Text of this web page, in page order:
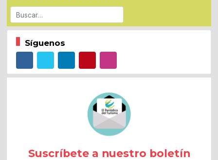
Buscar
Síguenos
Suscríbete a nuestro boletín